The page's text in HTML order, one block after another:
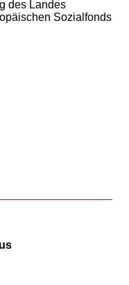
des Landes
Sozialfonds